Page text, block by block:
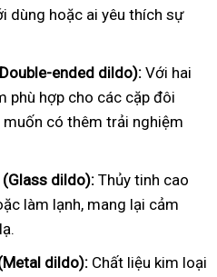
dùng hoặc ai yêu thích sự
ended dildo): Với hai
phù hợp cho các cặp đôi
muốn có thêm trải nghiệm
dildo): Thủy tinh cao
làm lạnh, mang lại cảm
dildo): Chất liệu kim loại